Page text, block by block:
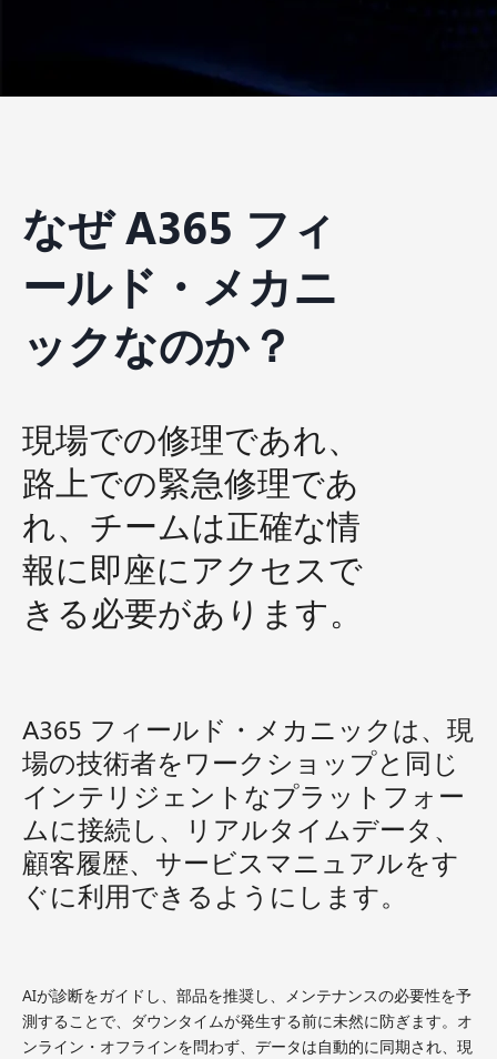
なぜ A365 フィ
ールド・メカニ
ックなのか？
現場での修理であれ、
路上での緊急修理であ
れ、チームは正確な情
報に即座にアクセスで
きる必要があります。
A365 フィールド・メカニックは、現
場の技術者をワークショップと同じ
インテリジェントなプラットフォー
ムに接続し、リアルタイムデータ、
顧客履歴、サービスマニュアルをす
ぐに利用できるようにします。
AIが診断をガイドし、部品を推奨し、メンテナンスの必要性を予
測することで、ダウンタイムが発生する前に未然に防ぎます。オ
ンライン・オフラインを問わず、データは自動的に同期され、現